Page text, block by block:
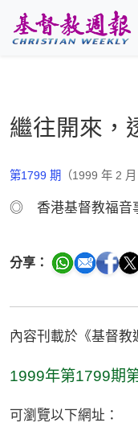
繼往開來，
第1799 期 （1999 年 2 月
◎ 香港基督教福
分享：
內容刊載於《基督教
1999年第1799期
可瀏覽以下網址：